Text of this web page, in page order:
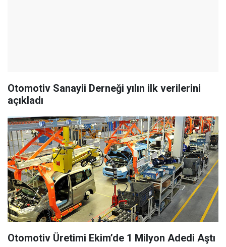
Otomotiv Sanayii Derneği yılın ilk verilerini
açıkladı
Otomotiv Üretimi Ekim’de 1 Milyon Adedi Aştı